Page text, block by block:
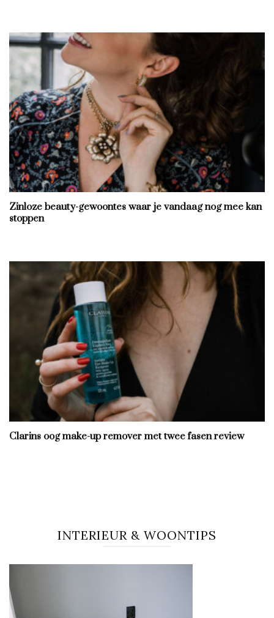
Zinloze beauty-gewoontes waar je vandaag nog mee kan
stoppen
Clarins oog make-up remover met twee fasen review
INTERIEUR & WOONTIPS